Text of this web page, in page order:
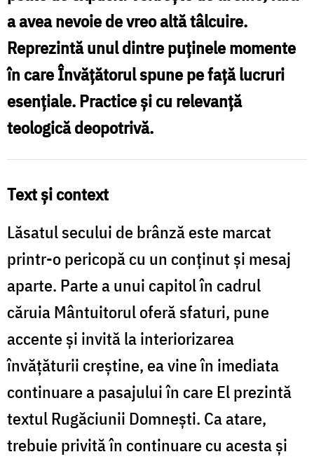
Mănăstirea
Voroneț
/
Foto:
Ștefan
Cojocariu
a avea nevoie de vreo altă tâlcuire.
Reprezintă unul dintre puținele momente
în care Învățătorul spune pe față lucruri
esențiale. Practice și cu relevanță
teologică deopotrivă.
Text și context
Lăsatul secului de brânză este marcat
printr-o pericopă cu un conținut și mesaj
aparte. Parte a unui capitol în cadrul
căruia Mântuitorul oferă sfaturi, pune
accente și invită la interiorizarea
învățăturii creștine, ea vine în imediata
continuare a pasajului în care El prezintă
textul Rugăciunii Domnești. Ca atare,
trebuie privită în continuare cu acesta și